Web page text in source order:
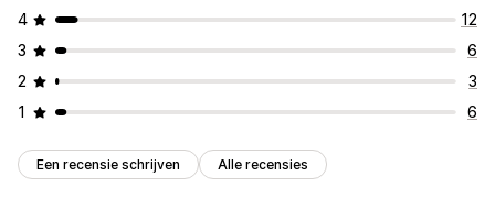
4
12
3
6
2
3
1
6
Een recensie schrijven Alle recensies